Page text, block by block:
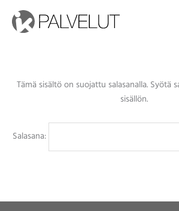
sisältöön
Tämä sisältö on suojattu salasanalla. Syötä
sisällön.
Salasana: